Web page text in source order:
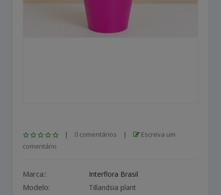
| 0 comentários |
Escreva um
comentário
Marca:: Interflora Brasil
Modelo: Tillandsia plant